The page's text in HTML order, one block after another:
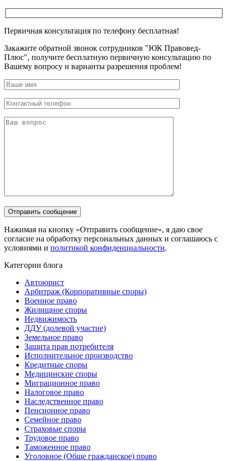
Первичная консультация по телефону бесплатная!
Закажите обратной звонок сотрудников "ЮК Правовед-
Плюс", получите бесплатную первичную консультацию по
Вашему вопросу и варианты разрешения проблем!
Нажимая на кнопку «Отправить сообщение», я даю свое
согласие на обработку персональных данных и соглашаюсь с
условиями и политикой конфиденциальности.
Категории блога
Автоюрист
Арбитраж (Корпоративные споры)
Военное право
Жилищное споры
Недвижимость
ДДУ (долевой участие)
Земельное право
Защита прав потребителя
Исполнительное производство
Кредитные споры
Медицинские споры
Миграционное право
Налоговое право
Наследственное право
Пенсионное право
Семейное право
Страховые споры
Трудовое право
Таможенное право
Уголовное (Обще гражданское) право